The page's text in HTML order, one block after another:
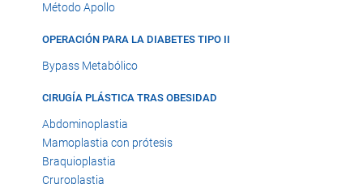
Método Apollo
OPERACIÓN PARA LA DIABETES TIPO II
Bypass Metabólico
CIRUGÍA PLÁSTICA TRAS OBESIDAD
Abdominoplastia
Mamoplastia con prótesis
Braquioplastia
Cruroplastia